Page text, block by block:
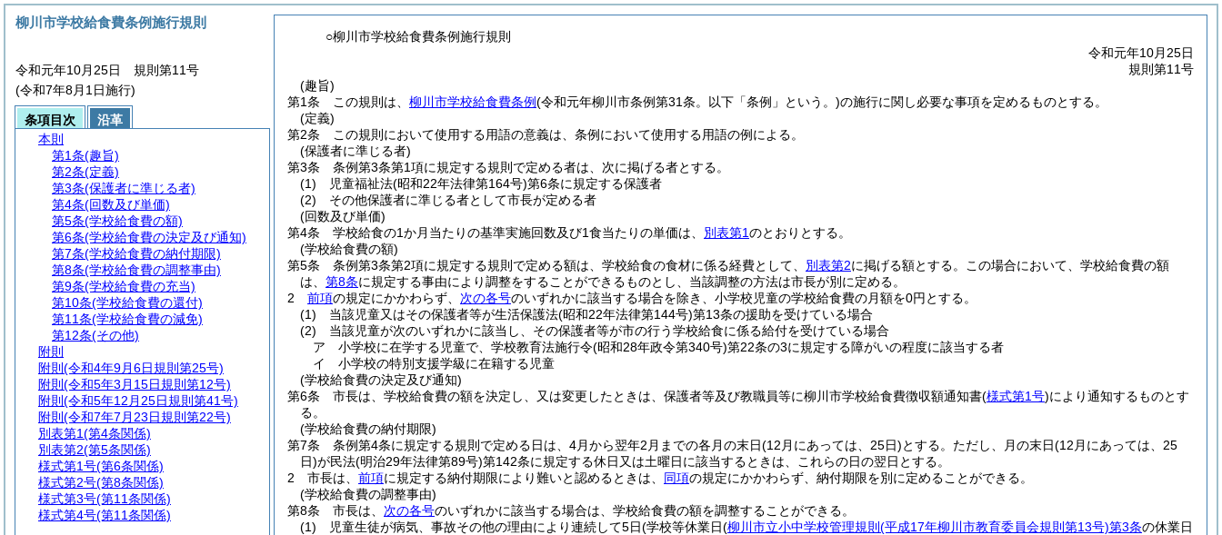
○柳川市学校給食費条例施行規則
令和元年10月25日
規則第11号
(趣旨)
第1条
この規則は、 柳川市学校給食費条例(令和元年柳川市条例第31条。以下「条例」という。)の施行に関し必要な事項を定めるものとする。
(定義)
第2条
この規則において使用する用語の意義は、条例において使用する用語の例による。
(保護者に準じる者)
第3条
条例第3条第1項に規定する規則で定める者は、次に掲げる者とする。
(1)
児童福祉法(昭和22年法律第164号)第6条に規定する保護者
(2)
その他保護者に準じる者として市長が定める者
(回数及び単価)
第4条
学校給食の1か月当たりの基準実施回数及び1食当たりの単価は、 別表第1のとおりとする。
(学校給食費の額)
第5条
条例第3条第2項に規定する規則で定める額は、学校給食の食材に係る経費として、 別表第2に掲げる額とする。
この場合において、学校給食費の額
は、 第8条に規定する事由により調整をすることができるものとし、当該調整の方法は市長が別に定める。
2
前項の規定にかかわらず、 次の各号のいずれかに該当する場合を除き、小学校児童の学校給食費の月額を0円とする。
(1)
当該児童又はその保護者等が生活保護法(昭和22年法律第144号)第13条の援助を受けている場合
(2)
当該児童が次のいずれかに該当し、その保護者等が市の行う学校給食に係る給付を受けている場合
ア
小学校に在学する児童で、学校教育法施行令(昭和28年政令第340号)第22条の3に規定する障がいの程度に該当する者
イ
小学校の特別支援学級に在籍する児童
(学校給食費の決定及び通知)
第6条
市長は、学校給食費の額を決定し、又は変更したときは、保護者等及び教職員等に柳川市学校給食費徴収額通知書(様式第1号)により通知するものとす
る。
(学校給食費の納付期限)
第7条
条例第4条に規定する規則で定める日は、4月から翌年2月までの各月の末日(12月にあっては、25日)とする。 ただし、月の末日(12月にあっては、25
日)が民法(明治29年法律第89号)第142条に規定する休日又は土曜日に該当するときは、これらの日の翌日とする。
2
市長は、 前項に規定する納付期限により難いと認めるときは、 同項の規定にかかわらず、納付期限を別に定めることができる。
(学校給食費の調整事由)
第8条
市長は、 次の各号のいずれかに該当する場合は、学校給食費の額を調整することができる。
(1)
児童生徒が病気、事故その他の理由により連続して5日(学校等休業日(柳川市立小中学校管理規則 (平成17年柳川市教育委員会規則第13号)第3条の休業日
柳川市学校給食費条例施行規則
令和元年10月25日 規則第11号
(令和7年8月1日施行)
条項目次
沿革
本則
第1条(趣旨)
第2条(定義)
第3条(保護者に準じる者)
第4条(回数及び単価)
第5条(学校給食費の額)
第6条(学校給食費の決定及び通知)
第7条(学校給食費の納付期限)
第8条(学校給食費の調整事由)
第9条(学校給食費の充当)
第10条(学校給食費の還付)
第11条(学校給食費の減免)
第12条(その他)
附則
附則 (令和4年9月6日規則第25号)
附則 (令和5年3月15日規則第12号)
附則 (令和5年12月25日規則第41号)
附則 (令和7年7月23日規則第22号)
別表第1(第4条関係)
別表第2(第5条関係)
様式第1号(第6条関係)
様式第2号(第8条関係)
様式第3号(第11条関係)
様式第4号(第11条関係)